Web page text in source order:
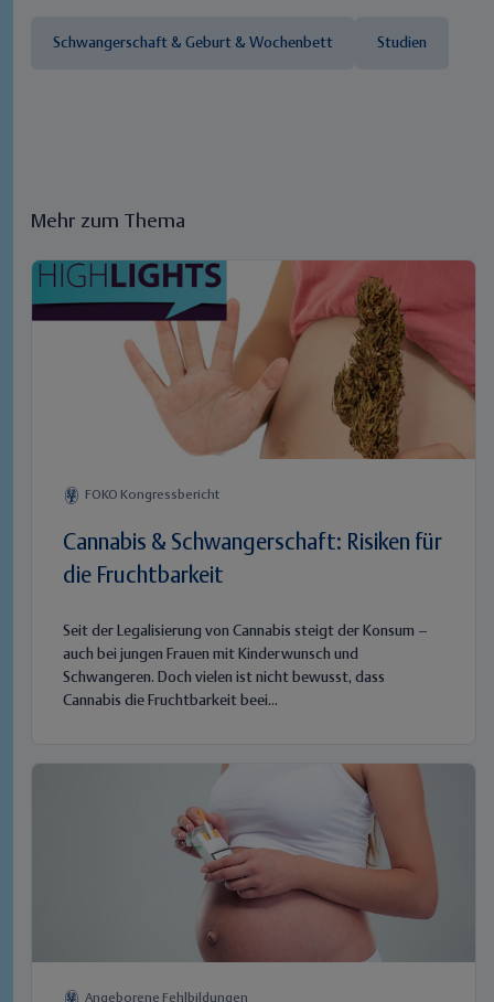
Schwangerschaft & Geburt & Wochenbett Studien
Mehr zum Thema
FOKO Kongressbericht
Cannabis & Schwangerschaft: Risiken für
die Fruchtbarkeit
Seit der Legalisierung von Cannabis steigt der Konsum –
auch bei jungen Frauen mit Kinderwunsch und
Schwangeren. Doch vielen ist nicht bewusst, dass
Cannabis die Fruchtbarkeit beei...
Angeborene Fehlbildungen